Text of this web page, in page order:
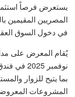
يستعرض فرصاً
المصريين المقيمين
في دخول السوق
نوفمبر
بما يتيح للزوار
المشروعات